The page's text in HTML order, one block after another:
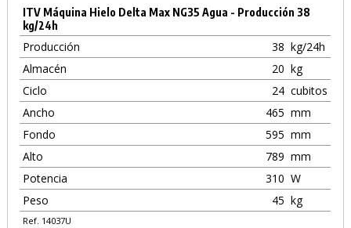
ITV Máquina Hielo Delta Max NG35 Agua - Producción 38
kg/24h
Producción 38 kg/24h
Almacén
20 kg
Ciclo
24 cubitos
Ancho
465 mm
Fondo
595 mm
Alto
789 mm
Potencia
310 W
Peso
45 kg
Ref. 14037U